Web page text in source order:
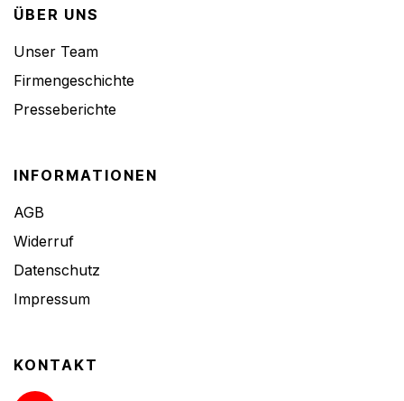
ÜBER UNS
Unser Team
Firmengeschichte
Presseberichte
INFORMATIONEN
AGB
Widerruf
Datenschutz
Impressum
KONTAKT